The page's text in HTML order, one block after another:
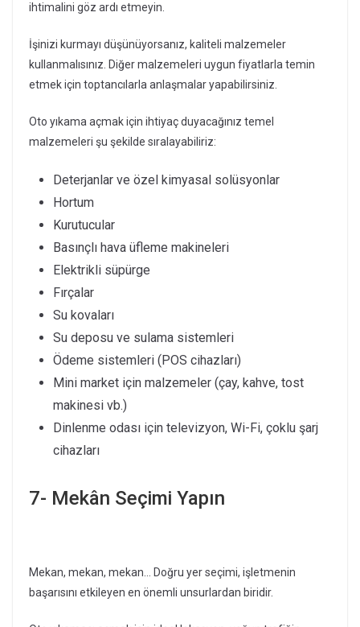
ihtimalini göz ardı etmeyin.
İşinizi kurmayı düşünüyorsanız, kaliteli malzemeler
kullanmalısınız. Diğer malzemeleri uygun fiyatlarla temin
etmek için toptancılarla anlaşmalar yapabilirsiniz.
Oto yıkama açmak için ihtiyaç duyacağınız temel
malzemeleri şu şekilde sıralayabiliriz:
Deterjanlar ve özel kimyasal solüsyonlar
Hortum
Kurutucular
Basınçlı hava üfleme makineleri
Elektrikli süpürge
Fırçalar
Su kovaları
Su deposu ve sulama sistemleri
Ödeme sistemleri (POS cihazları)
Mini market için malzemeler (çay, kahve, tost
makinesi vb.)
Dinlenme odası için televizyon, Wi-Fi, çoklu şarj
cihazları
7- Mekân Seçimi Yapın
Mekan, mekan, mekan… Doğru yer seçimi, işletmenin
başarısını etkileyen en önemli unsurlardan biridir.